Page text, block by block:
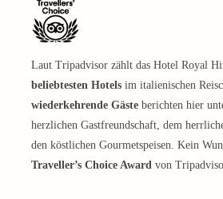
Laut Tripadvisor zählt das Hotel Royal
beliebtesten Hotels im italienischen
wiederkehrende Gäste berichten hier
herzlichen Gastfreundschaft, dem
den köstlichen Gourmetspeisen. Kein
Traveller’s Choice Award von